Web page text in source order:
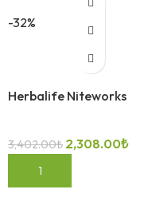
-32%
Herbalife Niteworks
3,402.00₺ 2,308.00₺
SEPETE EKLE